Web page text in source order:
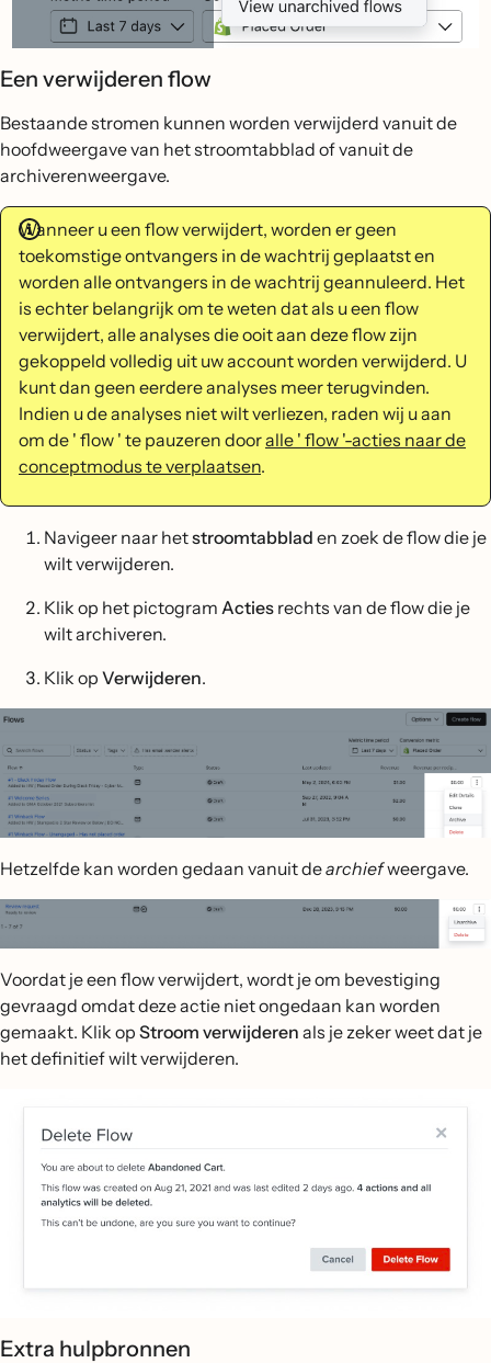
Een verwijderen flow
Bestaande stromen kunnen worden verwijderd vanuit de
hoofdweergave van het stroomtabblad of vanuit de
archiverenweergave.
Wanneer u een flow verwijdert, worden er geen
toekomstige ontvangers in de wachtrij geplaatst en
worden alle ontvangers in de wachtrij geannuleerd. Het
is echter belangrijk om te weten dat als u een flow
verwijdert, alle analyses die ooit aan deze flow zijn
gekoppeld volledig uit uw account worden verwijderd. U
kunt dan geen eerdere analyses meer terugvinden.
Indien u de analyses niet wilt verliezen, raden wij u aan
om de ' flow ' te pauzeren dooralle ' flow '-acties naar de
conceptmodus te verplaatsen.
Navigeer naar hetstroomtabblad en zoek de flow die je
wilt verwijderen.
Klik op het pictogram Acties rechts van de flow die je
wilt archiveren.
Klik op Verwijderen.
Hetzelfde kan worden gedaan vanuit dearchiefweergave.
Voordat je een flow verwijdert, wordt je om bevestiging
gevraagd omdat deze actie niet ongedaan kan worden
gemaakt. Klik op Stroom verwijderen als je zeker weet dat je
het definitief wilt verwijderen.
Extra hulpbronnen